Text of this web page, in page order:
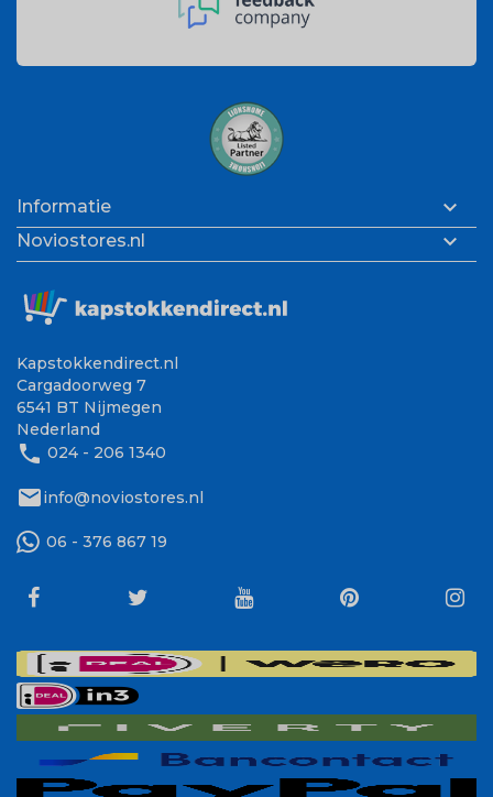
Informatie 
Noviostores.nl 
Kapstokkendirect.nl
Cargadoorweg 7
6541 BT Nijmegen
Nederland
phone 024 - 206 1340
mailinfo@noviostores.nl
06 - 376 867 19